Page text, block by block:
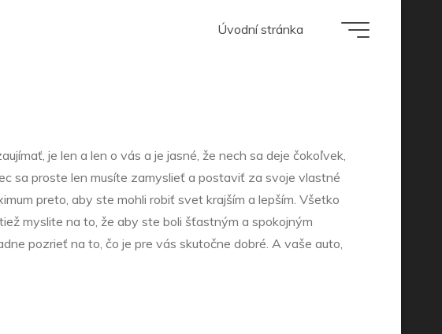
Úvodní stránka
veciam
je len a len o vás a je jasné, že nech sa deje čokoľvek,
sa proste len musíte zamyslieť a postaviť za svoje vlastné
preto, aby ste mohli robiť svet krajším a lepším. Všetko
myslite na to, že aby ste boli šťastným a spokojným
pozrieť na to, čo je pre vás skutočne dobré. A vaše auto,